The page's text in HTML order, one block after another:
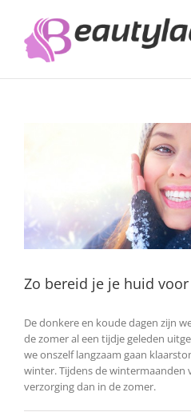
inhoud
Zo bereid je je huid
De donkere en koude dagen zijn
de zomer al een tijdje geleden
we onszelf langzaam gaan
winter. Tijdens de wintermaanden
verzorging dan in de zomer.